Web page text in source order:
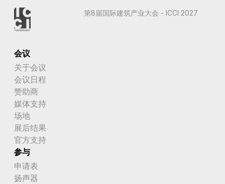
第8届国际建筑产业大会 - ICCI 2027
会议
关于会议
会议日程
赞助商
媒体支持
场地
展后结果
官方支持
参与
申请表
扬声器